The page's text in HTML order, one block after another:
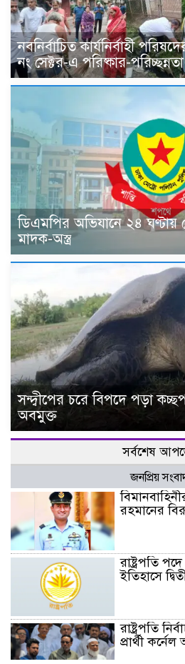
নবনির্বাচিত কার্যনির্বাহী
নং সেক্টর-এ পরিষ্কার-
ডিএমপির অভিযানে ২৪ ঘণ্টায়
মাদক-অস্ত্র
সন্দ্বীপের চরে বিপদে পড়া
অবমুক্ত
সর্বশেষ
জনপ্রিয়
রহমানের
রাষ্ট্রপতি
ইতিহাসে
রাষ্ট্রপতি
প্রার্থী